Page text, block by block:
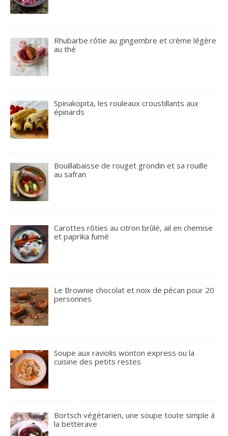
Rhubarbe rôtie au gingembre et crème légère
au thé
Spinakopita, les rouleaux croustillants aux
épinards
Bouillabaisse de rouget grondin et sa rouille
au safran
Carottes rôties au citron brûlé, ail en chemise
et paprika fumé
Le Brownie chocolat et noix de pécan pour 20
personnes
Soupe aux raviolis wonton express ou la
cuisine des petits restes
Bortsch végétarien, une soupe toute simple à
la betterave